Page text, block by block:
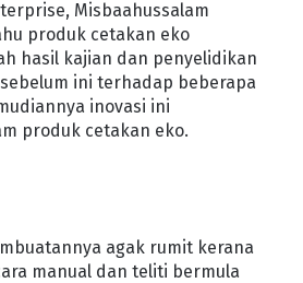
Misbaahussalam
produk cetakan eko
hasil kajian dan penyelidikan
ini terhadap beberapa
inovasi ini
produk cetakan eko.
agak rumit kerana
manual dan teliti bermula